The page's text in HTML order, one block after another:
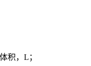
，L；